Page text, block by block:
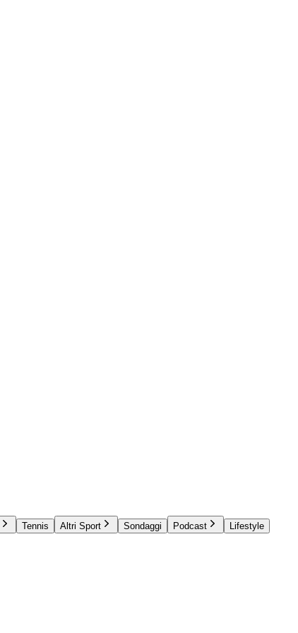
Tennis Altri Sport Sondaggi Podcast
Lifestyle